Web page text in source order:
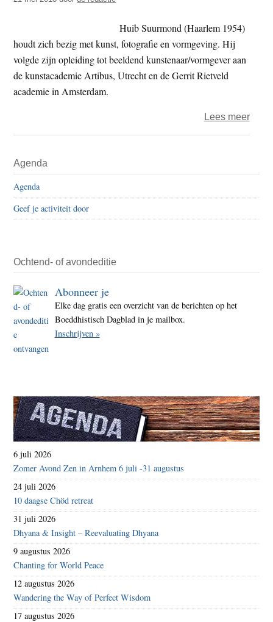
Huib Suurmond (Haarlem 1954)
houdt zich bezig met kunst, fotografie en vormgeving. Hij
volgde zijn opleiding tot beeldend kunstenaar/vormgever aan
de kunstacademie Artibus, Utrecht en de Gerrit Rietveld
academie in Amsterdam.
Lees meerover
in
Sidebar
Agenda
Agenda
Geef je activiteit door
Ochtend- of avondeditie
Abonneer je
Elke dag gratis een overzicht van de berichten op het
Boeddhistisch Dagblad in je mailbox.
Inschrijven »
6 juli 2026
Zomer Avond Zen in Arnhem 6 juli -31 augustus
24 juli 2026
10 daagse Chöd retreat
31 juli 2026
Dhyana & Insight – Reevaluating Dhyana
9 augustus 2026
Chanting for World Peace
12 augustus 2026
Wandering the Way of Perfect Wisdom
17 augustus 2026